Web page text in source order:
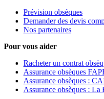
Prévision obsèques
Demander des devis
Nos partenaires
Pour vous aider
Racheter un contrat
Assurance obsèques
Assurance obsèques :
Assurance obsèques : La